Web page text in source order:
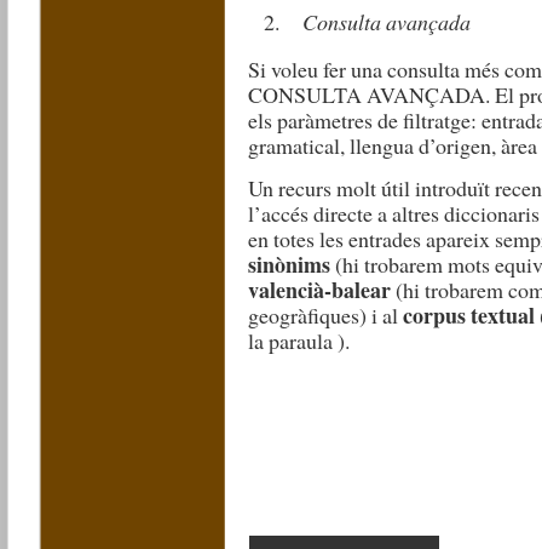
Consulta avançada
Si voleu fer una consulta més
CONSULTA AVANÇADA. El
els paràmetres de filtratge:
gramatical, llengua d’origen,
Un recurs molt útil introduït
l’accés directe a altres
en totes les entrades apareix
sinònims (hi trobarem mots
valencià-balear (hi trobarem
geogràfiques) i alcorpus textual
la paraula ).